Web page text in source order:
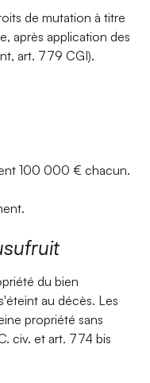
de mutation à titre
après application des
art. 779 CGI).
100 000 € chacun.
du bien
au décès. Les
propriété sans
civ. et art. 774 bis